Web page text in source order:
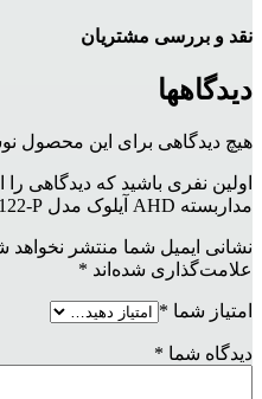
نقد و بررسی مشتریان
دیدگاهها
هیچ دیدگاهی برای این محصول
اولین نفری باشید که دیدگاهی
مداربسته AHD آیلوک مدل Ai-B-122-P”
نشانی ایمیل شما منتشر نخواهد
علامت‌گذاری شده‌اند *
امتیاز شما *
دیدگاه شما *